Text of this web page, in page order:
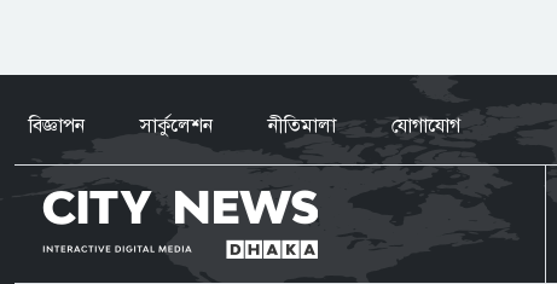
বিজ্ঞাপন সার্কুলেশন নীতিমালা যোগাযোগ